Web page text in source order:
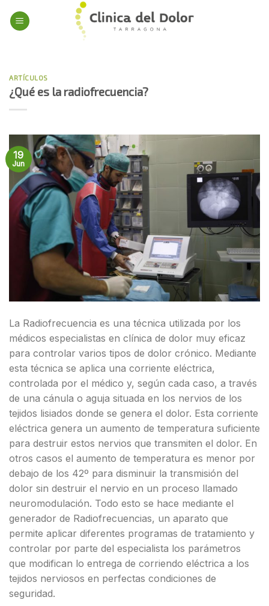
ARTÍCULOS
¿Qué es la radiofrecuencia?
19
Jun
La Radiofrecuencia es una técnica utilizada por los
médicos especialistas en clínica de dolor muy eficaz
para controlar varios tipos de dolor crónico. Mediante
esta técnica se aplica una corriente eléctrica,
controlada por el médico y, según cada caso, a través
de una cánula o aguja situada en los nervios de los
tejidos lisiados donde se genera el dolor. Esta corriente
eléctrica genera un aumento de temperatura suficiente
para destruir estos nervios que transmiten el dolor. En
otros casos el aumento de temperatura es menor por
debajo de los 42º para disminuir la transmisión del
dolor sin destruir el nervio en un proceso llamado
neuromodulación. Todo esto se hace mediante el
generador de Radiofrecuencias, un aparato que
permite aplicar diferentes programas de tratamiento y
controlar por parte del especialista los parámetros
que modifican lo entrega de corriendo eléctrica a los
tejidos nerviosos en perfectas condiciones de
seguridad.